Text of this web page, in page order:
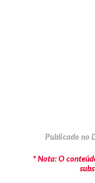
Publicado no
* Nota: O